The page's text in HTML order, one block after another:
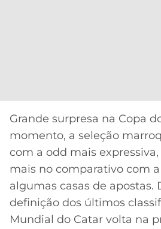
Grande surpresa na Copa
momento, a seleção
com a odd mais
mais no comparativo com
algumas casas de apostas.
definição dos últimos
Mundial do Catar volta na